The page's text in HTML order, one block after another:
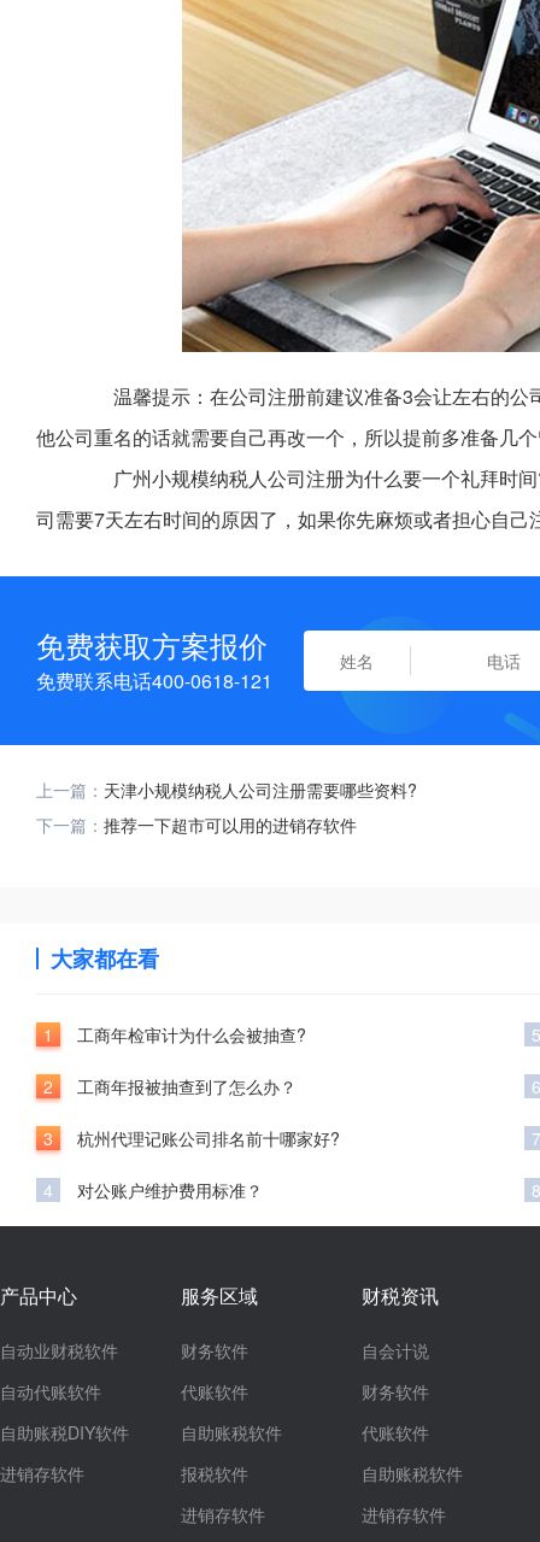
温馨提示：在公司注册前建议准备3会让左右的公
他公司重名的话就需要自己再改一个，所以提前多准备几
广州小规模纳税人公司注册为什么要一个礼拜时间
司需要7天左右时间的原因了，如果你先麻烦或者担心自
免费获取方案报价
免费联系电话400-0618-121
上一篇： 天津小规模纳税人公司注册需要哪些资料?
下一篇： 推荐一下超市可以用的进销存软件
大家都在看
1 工商年检审计为什么会被抽查?
2 工商年报被抽查到了怎么办？
3 杭州代理记账公司排名前十哪家好?
4 对公账户维护费用标准？
5
6
7
8
产品中心
自动业财税软件
自动代账软件
自助账税DIY软件
进销存软件
服务区域
财务软件
代账软件
自助账税软件
报税软件
进销存软件
财税资讯
自会计说
财务软件
代账软件
自助账税软件
进销存软件